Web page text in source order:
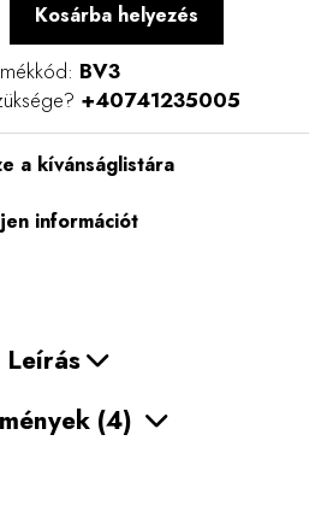
Kosárba helyezés
BV3
+40741235005
a kívánságlistára
információt
Leírás
(4)